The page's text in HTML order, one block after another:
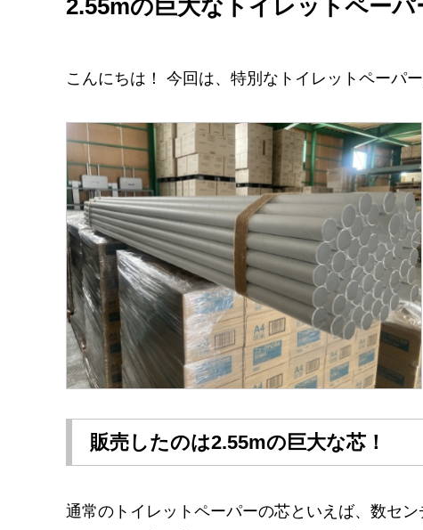
2.55mの巨大なトイレットペーパ
こんにちは！ 今回は、特別なトイレットペーパ
販売したのは2.55mの巨大な芯！
通常のトイレットペーパーの芯といえば、数セ